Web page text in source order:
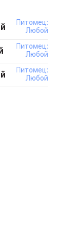
друга в
лучших
развитие
Питомец:
Любой
Питомец:
Любой
Питомец:
Любой